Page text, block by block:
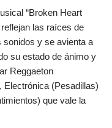
“Broken Heart
las raíces de
sonidos y se avienta a
su estado de ánimo y
Reggaeton
Electrónica (Pesadillas)
que vale la